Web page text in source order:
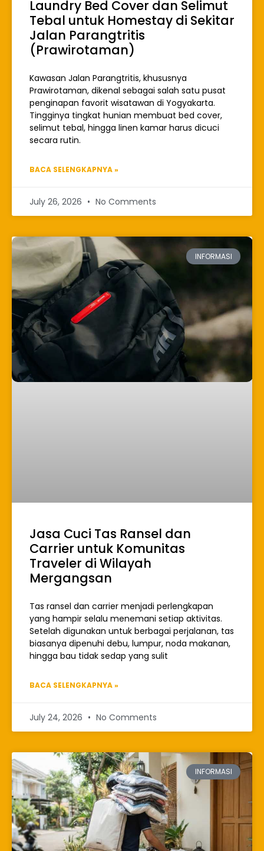
Laundry Bed Cover dan Selimut
Tebal untuk Homestay di Sekitar
Jalan Parangtritis
(Prawirotaman)
Kawasan Jalan Parangtritis, khususnya
Prawirotaman, dikenal sebagai salah satu pusat
penginapan favorit wisatawan di Yogyakarta.
Tingginya tingkat hunian membuat bed cover,
selimut tebal, hingga linen kamar harus dicuci
secara rutin.
BACA SELENGKAPNYA »
July 26, 2026 No Comments
INFORMASI
Jasa Cuci Tas Ransel dan
Carrier untuk Komunitas
Traveler di Wilayah
Mergangsan
Tas ransel dan carrier menjadi perlengkapan
yang hampir selalu menemani setiap aktivitas.
Setelah digunakan untuk berbagai perjalanan, tas
biasanya dipenuhi debu, lumpur, noda makanan,
hingga bau tidak sedap yang sulit
BACA SELENGKAPNYA »
July 24, 2026 No Comments
INFORMASI